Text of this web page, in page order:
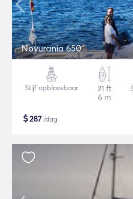
Novurania 650
Stijf opblaasbaar
21 ft
6 m
$287 /dag